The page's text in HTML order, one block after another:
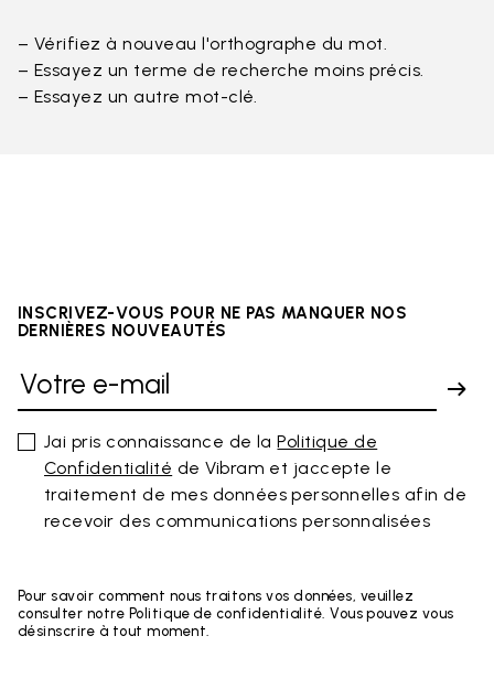
– Vérifiez à nouveau l'orthographe du mot.
– Essayez un terme de recherche moins précis.
– Essayez un autre mot-clé.
INSCRIVEZ-VOUS POUR NE PAS MANQUER NOS
DERNIÈRES NOUVEAUTÉS
Jai pris connaissance de laPolitique de
Confidentialité de Vibram et jaccepte le
traitement de mes données personnelles afin de
recevoir des communications personnalisées
Pour savoir comment nous traitons vos données, veuillez
consulter notre Politique de confidentialité. Vous pouvez vous
désinscrire à tout moment.